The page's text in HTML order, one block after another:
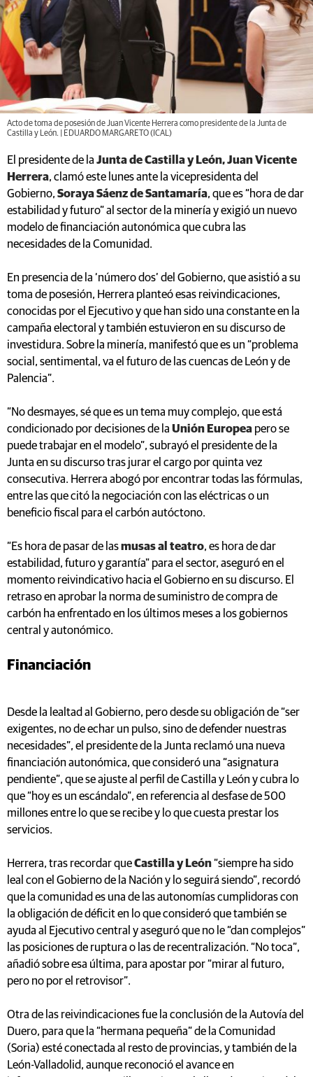
Acto de toma de posesión de Juan Vicente Herrera como presidente de la Junta de
Castilla y León. | EDUARDO MARGARETO (ICAL)
El presidente de la Junta de Castilla y León, Juan Vicente
Herrera, clamó este lunes ante la vicepresidenta del
Gobierno, Soraya Sáenz de Santamaría, que es “hora de dar
estabilidad y futuro” al sector de la minería y exigió un nuevo
modelo de financiación autonómica que cubra las
necesidades de la Comunidad.
En presencia de la ‘número dos’ del Gobierno, que asistió a su
toma de posesión, Herrera planteó esas reivindicaciones,
conocidas por el Ejecutivo y que han sido una constante en la
campaña electoral y también estuvieron en su discurso de
investidura. Sobre la minería, manifestó que es un “problema
social, sentimental, va el futuro de las cuencas de León y de
Palencia”.
“No desmayes, sé que es un tema muy complejo, que está
condicionado por decisiones de la Unión Europea pero se
puede trabajar en el modelo”, subrayó el presidente de la
Junta en su discurso tras jurar el cargo por quinta vez
consecutiva. Herrera abogó por encontrar todas las fórmulas,
entre las que citó la negociación con las eléctricas o un
beneficio fiscal para el carbón autóctono.
“Es hora de pasar de lasmusas al teatro, es hora de dar
estabilidad, futuro y garantía" para el sector, aseguró en el
momento reivindicativo hacia el Gobierno en su discurso. El
retraso en aprobar la norma de suministro de compra de
carbón ha enfrentado en los últimos meses a los gobiernos
central y autonómico.
Financiación
Desde la lealtad al Gobierno, pero desde su obligación de “ser
exigentes, no de echar un pulso, sino de defender nuestras
necesidades”, el presidente de la Junta reclamó una nueva
financiación autonómica, que consideró una “asignatura
pendiente”, que se ajuste al perfil de Castilla y León y cubra lo
que “hoy es un escándalo”, en referencia al desfase de 500
millones entre lo que se recibe y lo que cuesta prestar los
servicios.
Herrera, tras recordar queCastilla y León“siempre ha sido
leal con el Gobierno de la Nación y lo seguirá siendo”, recordó
que la comunidad es una de las autonomías cumplidoras con
la obligación de déficit en lo que consideró que también se
ayuda al Ejecutivo central y aseguró que no le “dan complejos”
las posiciones de ruptura o las de recentralización. “No toca”,
añadió sobre esa última, para apostar por “mirar al futuro,
pero no por el retrovisor”.
Otra de las reivindicaciones fue la conclusión de la Autovía del
Duero, para que la “hermana pequeña” de la Comunidad
(Soria) esté conectada al resto de provincias, y también de la
León-Valladolid, aunque reconoció el avance en